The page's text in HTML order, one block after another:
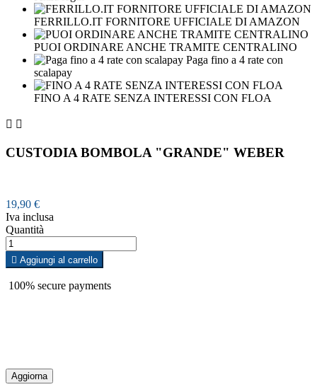
FERRILLO.IT FORNITORE UFFICIALE DI AMAZON
PUOI ORDINARE ANCHE TRAMITE CENTRALINO
Paga fino a 4 rate con
scalapay
FINO A 4 RATE SENZA INTERESSI CON FLOA
 
CUSTODIA BOMBOLA "GRANDE" WEBER
19,90 €
Iva inclusa
Quantità
 Aggiungi al carrello
100% secure payments